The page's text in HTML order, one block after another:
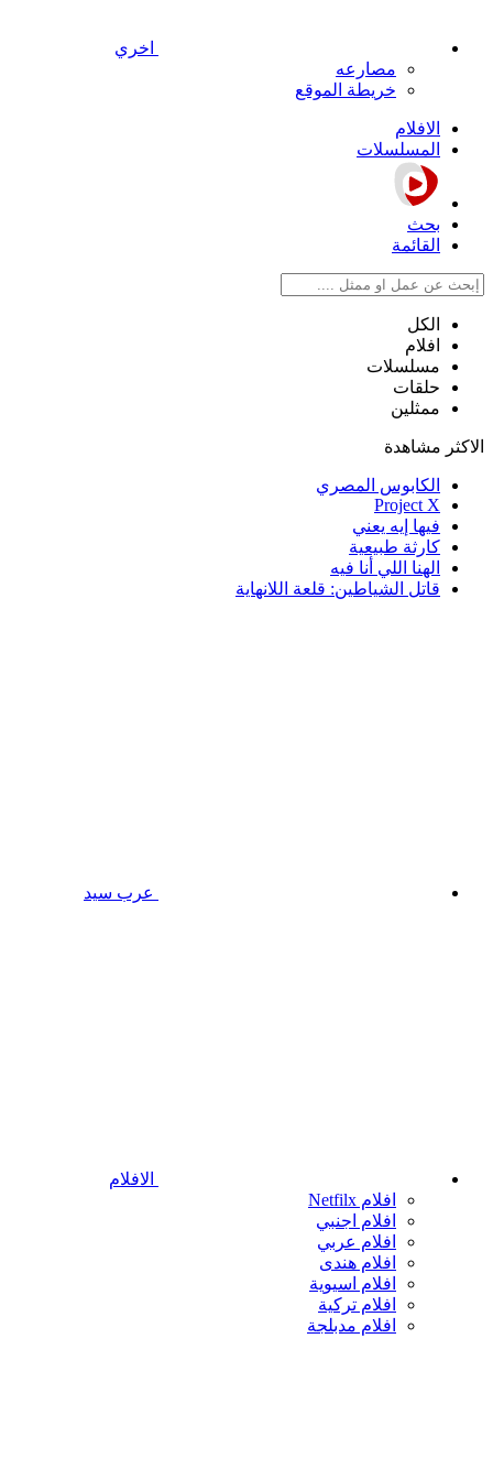
اخري
مصارعه
خريطة الموقع
الافلام
المسلسلات
بحث
القائمة
الكل
افلام
مسلسلات
حلقات
ممثلين
الاكثر مشاهدة
الكابوس المصري
Project X
فيها إيه يعني
كارثة طبيعية
الهنا اللي أنا فيه
قاتل الشياطين: قلعة اللانهاية
عرب سيد
الافلام
افلام Netfilx
افلام اجنبي
افلام عربي
افلام هندى
افلام اسيوية
افلام تركية
افلام مدبلجة